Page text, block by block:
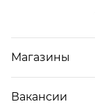
Магазины
Вакансии